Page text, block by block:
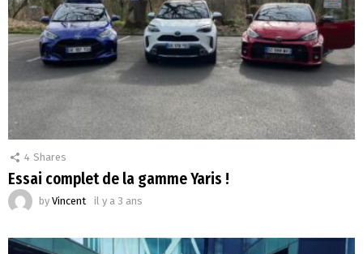
4 Shares
Essai complet de la gamme Yaris !
by Vincent il y a 3 ans